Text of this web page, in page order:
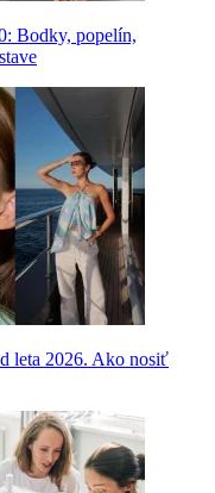
Bodky, popelín,
leta 2026. Ako nosiť